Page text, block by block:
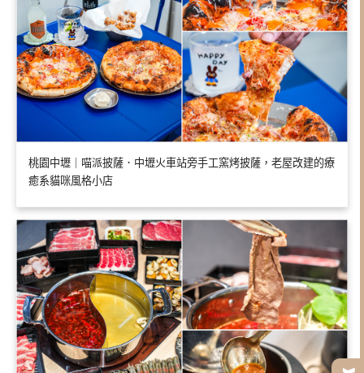
桃園中壢｜喵派披薩．中壢火車站旁手工窯烤披薩，老屋改建的療
癒系貓咪風格小店